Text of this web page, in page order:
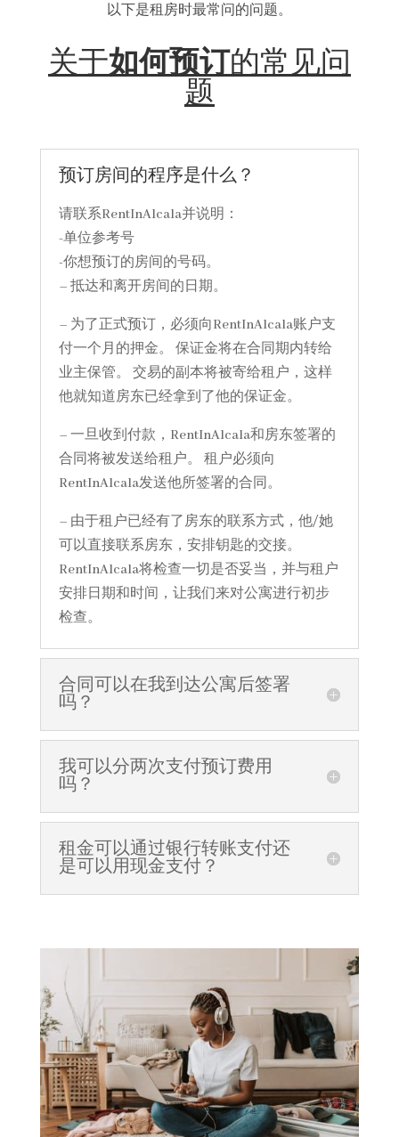
以下是租房时最常问的问题。
关于如何预订的常见问
题
预订房间的程序是什么？
请联系RentInAlcala并说明：
-单位参考号
-你想预订的房间的号码。
– 抵达和离开房间的日期。
– 为了正式预订，必须向RentInAlcala账户支
付一个月的押金。 保证金将在合同期内转给
业主保管。 交易的副本将被寄给租户，这样
他就知道房东已经拿到了他的保证金。
– 一旦收到付款，RentInAlcala和房东签署的
合同将被发送给租户。 租户必须向
RentInAlcala发送他所签署的合同。
– 由于租户已经有了房东的联系方式，他/她
可以直接联系房东，安排钥匙的交接。
RentInAlcala将检查一切是否妥当，并与租户
安排日期和时间，让我们来对公寓进行初步
检查。
合同可以在我到达公寓后签署
吗？
我可以分两次支付预订费用
吗？
租金可以通过银行转账支付还
是可以用现金支付？